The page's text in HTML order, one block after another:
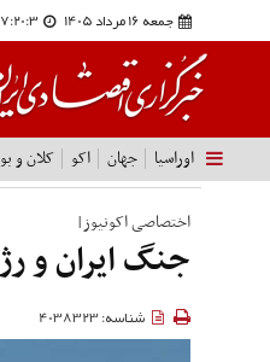
جمعه 16 مرداد 1405 7:20:4
اوراسیا جهان اکو کلان و
اختصاصی اکونیوز|
جنگ ایران و
شناسه: 4038323